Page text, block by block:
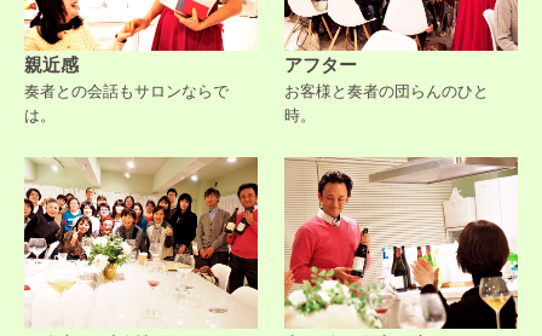
親近感
奏者との会話もサロンならで
は。
アフター
お客様と奏者の団らんのひと
時。